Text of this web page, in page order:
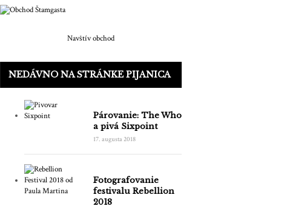
Navštív obchod
NEDÁVNO NA STRÁNKE PIJANICA
Párovanie: The Who
a pivá Sixpoint
17. augusta 2018
Fotografovanie
festivalu Rebellion
2018